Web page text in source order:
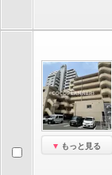
もっと見る